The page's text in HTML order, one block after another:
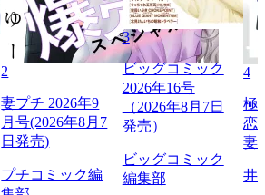
2
妻プチ 2026年9
月号(2026年8月7
日発売)
プチコミック編
3
ビッグコミック
2026年16号
（2026年8月7日
発売）
ビッグコミック
編集部
4
極
恋
妻
井